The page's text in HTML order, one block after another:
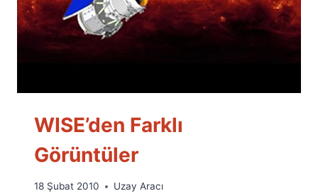
WISE’den Farklı
Görüntüler
By
18 Şubat 2010 Uzay Aracı